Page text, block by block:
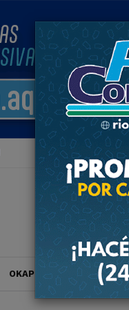
OKAPI VIAJES POLÍTICA